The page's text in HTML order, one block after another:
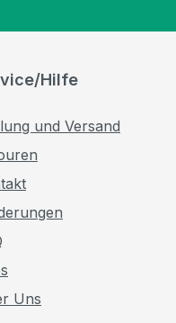
Hilfe
und Versand
Uns